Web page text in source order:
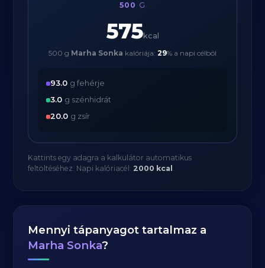
500 G
575kcal
500 g Marha Sonka kalóriája: 29% a napi célból
93.0 g fehérje
3.0 g szénhidrát
20.0 g zsír
Kattints egy adagra a kalkulátor automatikus
feltöltéséhez. Napi kalóriacél: 2000 kcal .
Mennyi tápanyagot tartalmaz a
Marha Sonka?